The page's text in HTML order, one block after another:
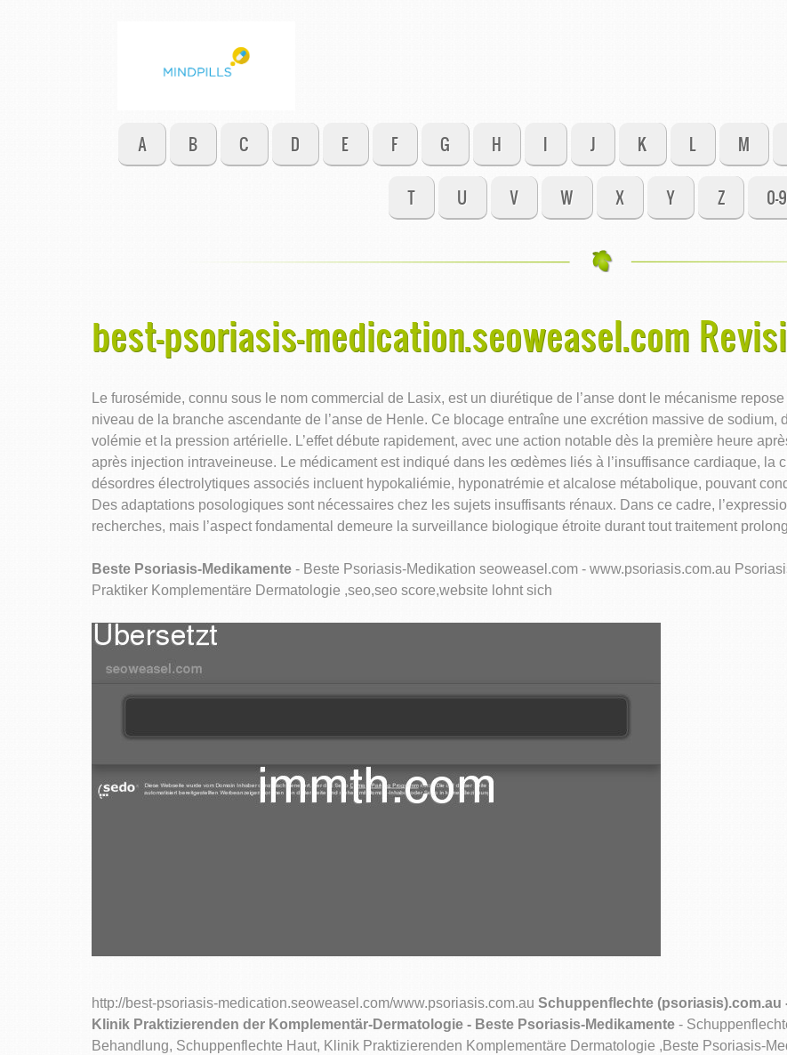
A B C D E F G H I J K L M
T U V W X Y Z 0-9
best-psoriasis-medication.seoweasel.com
Le furosémide, connu sous le nom commercial de Lasix, est un diurétique de l’anse dont le mécanisme repose
niveau de la branche ascendante de l’anse de Henle. Ce blocage entraîne une excrétion massive de sodium,
volémie et la pression artérielle. L’effet débute rapidement, avec une action notable dès la première heure
après injection intraveineuse. Le médicament est indiqué dans les œdèmes liés à l’insuffisance cardiaque, la
désordres électrolytiques associés incluent hypokaliémie, hyponatrémie et alcalose métabolique, pouvant
Des adaptations posologiques sont nécessaires chez les sujets insuffisants rénaux. Dans ce cadre,
recherches, mais l’aspect fondamental demeure la surveillance biologique étroite durant tout traitement
Beste Psoriasis-Medikamente - Beste Psoriasis-Medikation seoweasel.com - www.psoriasis.com.au
Praktiker Komplementäre Dermatologie ,seo,seo score,website lohnt sich
http://best-psoriasis-medication.seoweasel.com/www.psoriasis.com.auSchuppenflechte
Klinik Praktizierenden der Komplementär-Dermatologie - Beste Psoriasis-Medikamente -
Behandlung, Schuppenflechte Haut, Klinik Praktizierenden Komplementäre Dermatologie ,Beste Psoriasis-